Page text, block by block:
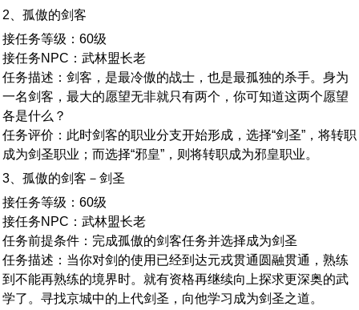
2、孤傲的剑客
接任务等级：60级
接任务NPC：武林盟长老
任务描述：剑客，是最冷傲的战士，也是最孤独的杀手。身为
一名剑客，最大的愿望无非就只有两个，你可知道这两个愿望
各是什么？
任务评价：此时剑客的职业分支开始形成，选择“剑圣”，将转职
成为剑圣职业；而选择“邪皇”，则将转职成为邪皇职业。
3、孤傲的剑客－剑圣
接任务等级：60级
接任务NPC：武林盟长老
任务前提条件：完成孤傲的剑客任务并选择成为剑圣
任务描述：当你对剑的使用已经到达元戎贯通圆融贯通，熟练
到不能再熟练的境界时。就有资格再继续向上探求更深奥的武
学了。寻找京城中的上代剑圣，向他学习成为剑圣之道。